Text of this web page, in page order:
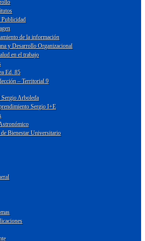
Publicidad
de la información
y Desarrollo Organizacional
en el trabajo
Ed. 85
– Territorial 9
Arboleda
Sergio I+E
Bienestar Universitario